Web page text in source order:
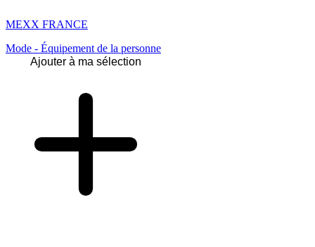
MEXX FRANCE
Mode - Équipement de la personne
Ajouter à ma sélection